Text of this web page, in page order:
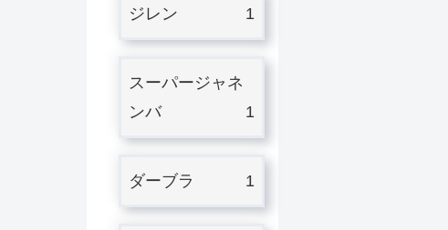
ジレン 1
スーパージャネ
ンバ
1
ダーブラ 1